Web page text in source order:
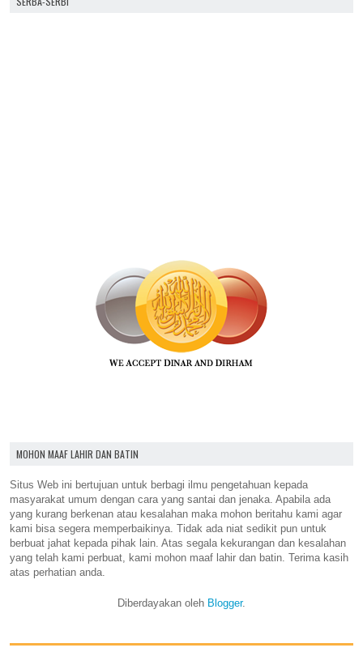
MOHON MAAF LAHIR DAN BATIN
Situs Web ini bertujuan untuk berbagi ilmu pengetahuan kepada
masyarakat umum dengan cara yang santai dan jenaka. Apabila ada
yang kurang berkenan atau kesalahan maka mohon beritahu kami agar
kami bisa segera memperbaikinya. Tidak ada niat sedikit pun untuk
berbuat jahat kepada pihak lain. Atas segala kekurangan dan kesalahan
yang telah kami perbuat, kami mohon maaf lahir dan batin. Terima kasih
atas perhatian anda.
Diberdayakan oleh Blogger.